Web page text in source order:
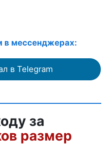
в мессенджерах:
в Telegram
за
размер